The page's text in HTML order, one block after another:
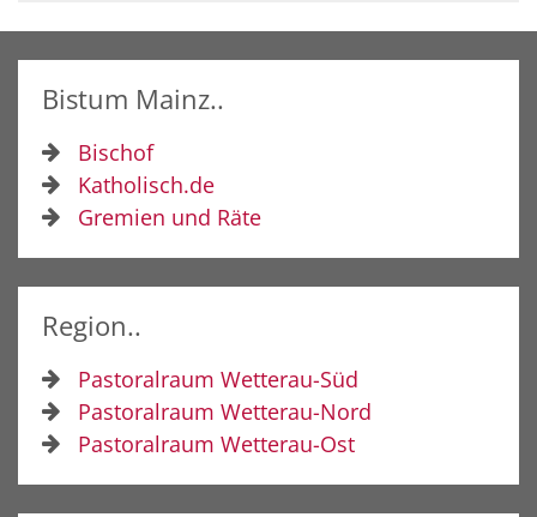
Bistum Mainz..
Bischof
Katholisch.de
Gremien und Räte
Region..
Pastoralraum Wetterau-Süd
Pastoralraum Wetterau-Nord
Pastoralraum Wetterau-Ost